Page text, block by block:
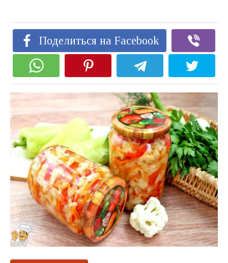
Поделиться на Facebook